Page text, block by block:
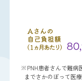
※PNH患者さんで難病
までさかのぼって医